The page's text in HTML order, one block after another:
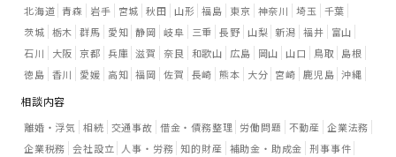
北海道 青森 岩手 宮城 秋田 山形 福島 東京 神奈川 埼玉
千葉
茨城 栃木 群馬 愛知 静岡 岐阜 三重 長野 山梨 新潟 福井
富山
石川
大阪 京都 兵庫 滋賀 奈良 和歌山 広島 岡山 山口 鳥取
島根
徳島 香川 愛媛 高知 福岡 佐賀 長崎 熊本 大分 宮崎 鹿児島 沖縄
相談内容
離婚・浮気 相続 交通事故 借金・債務整理 労働問題 不動産 企業法務
企業税務 会社設立 人事・労務 知的財産 補助金・助成金 刑事事件